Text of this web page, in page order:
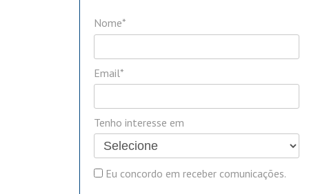
Nome*
Email*
Tenho interesse em
Eu concordo em receber comunicações.